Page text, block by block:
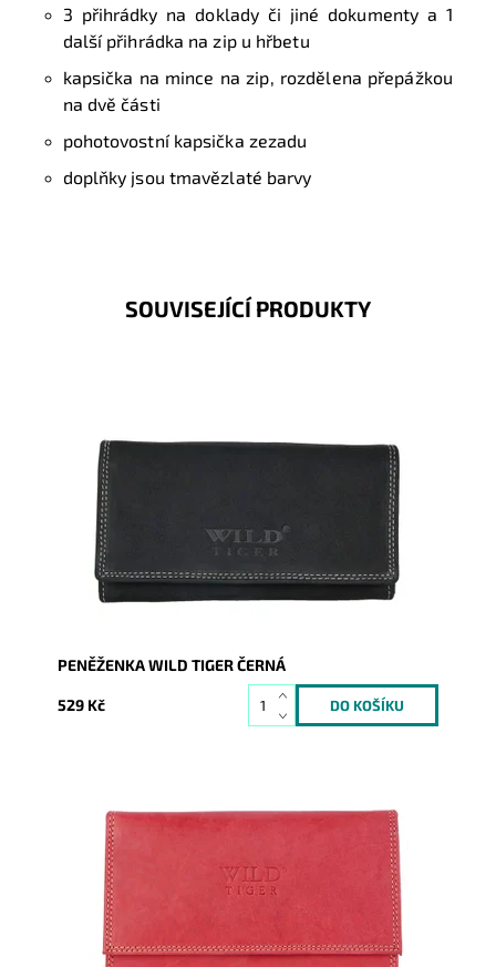
3 přihrádky na doklady či jiné dokumenty a 1
další přihrádka na zip u hřbetu
kapsička na mince na zip, rozdělena přepážkou
na dvě části
pohotovostní kapsička zezadu
doplňky jsou tmavězlaté barvy
SOUVISEJÍCÍ PRODUKTY
Nejprodávanější typ dámské peněženky na českém
Dostupnost:
Značka:
Záruka:
PENĚŽENKA WILD TIGER ČERNÁ
529 Kč
Nejprodávanější typ dámské peněženky na českém
Dostupnost:
Značka:
Záruka: